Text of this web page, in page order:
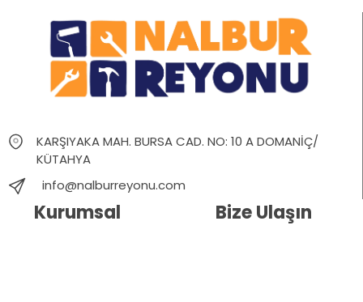
KARŞIYAKA MAH. BURSA CAD. NO: 10 A DOMANİÇ/
KÜTAHYA
info@nalburreyonu.com
Kurumsal Bize Ulaşın